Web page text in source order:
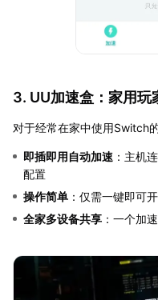
3. UU加速盒：家用玩
对于经常在家中使用Switch
即插即用自动加速 ：主机
配置
操作简单 ：仅需一键即可
全家多设备共享 ：一个加